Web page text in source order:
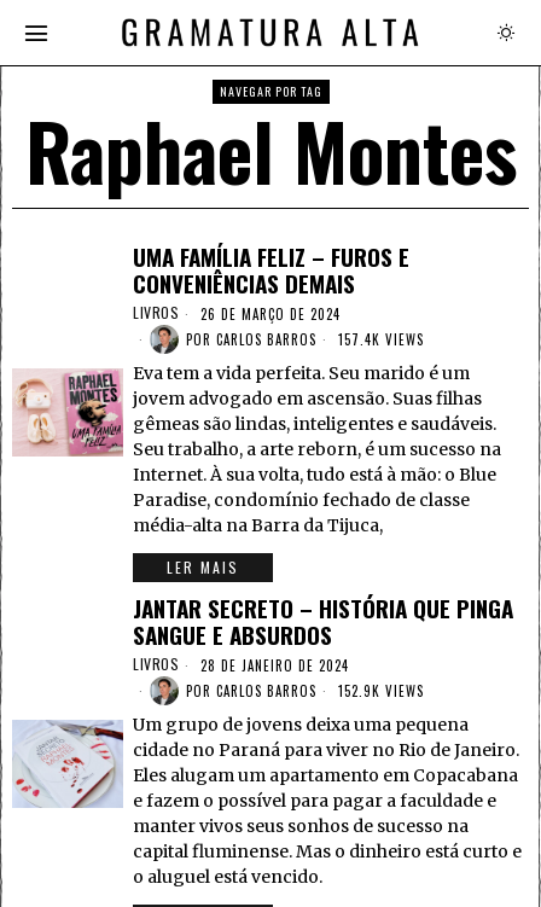
NAVEGAR POR TAG
Raphael Montes
UMA FAMÍLIA FELIZ – FUROS E
CONVENIÊNCIAS DEMAIS
LIVROS
26 DE MARÇO DE 2024
POR CARLOS BARROS 157.4K VIEWS
Eva tem a vida perfeita. Seu marido é um
jovem advogado em ascensão. Suas filhas
gêmeas são lindas, inteligentes e saudáveis.
Seu trabalho, a arte reborn, é um sucesso na
Internet. À sua volta, tudo está à mão: o Blue
Paradise, condomínio fechado de classe
média-alta na Barra da Tijuca,
LER MAIS
JANTAR SECRETO – HISTÓRIA QUE PINGA
SANGUE E ABSURDOS
LIVROS
28 DE JANEIRO DE 2024
POR CARLOS BARROS 152.9K VIEWS
Um grupo de jovens deixa uma pequena
cidade no Paraná para viver no Rio de Janeiro.
Eles alugam um apartamento em Copacabana
e fazem o possível para pagar a faculdade e
manter vivos seus sonhos de sucesso na
capital fluminense. Mas o dinheiro está curto e
o aluguel está vencido.